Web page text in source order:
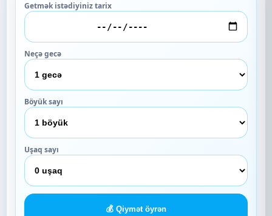
Getmək istədiyiniz tarix
Neçə gecə
Böyük sayı
Uşaq sayı
💰 Qiymət öyrən